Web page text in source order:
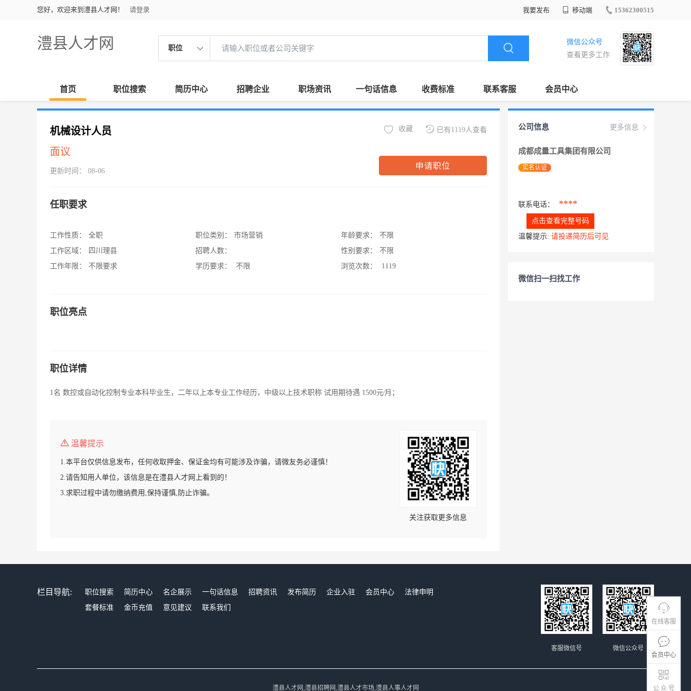
您好，欢迎来到澧县人才网！ 请登录 我要发布 移动端 15362300515
澧县人才网 职位
微信公众号
查看更多工作
首页 职位搜索 简历中心 招聘企业 职场资讯 一句话信息 收费标准 联系客服 会员中心
在线客服
会员中心
公 众 号
机械设计人员
面议
更新时间： 08-06
已有1119人查看
收藏
申请职位
任职要求
工作性质：
全职
工作区域：
四川理县
工作年限：
不限要求
职位类别：
市场营销
招聘人数：
学历要求：
不限
年龄要求：
不限
性别要求：
不限
浏览次数：
1119
职位亮点
职位详情
1名 数控或自动化控制专业本科毕业生，二年以上本专业工作经历，中级以上技术职称 试用期待遇 1500元∕月；
温馨提示
1.本平台仅供信息发布，任何收取押金、保证金均有可能涉及诈骗，请微友务必谨慎！
2.请告知用人单位，该信息是在澧县人才网上看到的！
3.求职过程中请勿缴纳费用,保持谨慎,防止诈骗。
关注获取更多信息
更多信息
公司信息
成都成量工具集团有限公司
实名认证
联系电话： ****
点击查看完整号码
温馨提示: 请投递简历后可见
微信扫一扫找工作
栏目导航: 职位搜索 简历中心 名企展示 一句话信息 招聘资讯 发布简历 企业入驻 会员中心
法律申明
套餐标准
金币充值 意见建议 联系我们
微信公众号
客服微信号
澧县人才网,澧县招聘网,澧县人才市场,澧县人事人才网